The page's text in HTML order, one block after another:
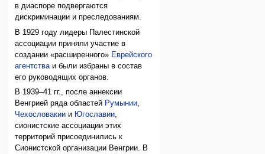
в диаспоре подвергаются
дискриминации и преследованиям.
В 1929 году лидеры Палестинской
ассоциации приняли участие в
создании «расширенного» Еврейского
агентства и были избраны в состав
его руководящих органов.
В 1939–41 гг., после аннексии
Венгрией ряда областей Румынии,
Чехословакии и Югославии,
сионистские ассоциации этих
территорий присоединились к
Сионистской организации Венгрии. В